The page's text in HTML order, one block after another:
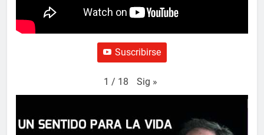
Suscribirse
1 / 18 Sig »